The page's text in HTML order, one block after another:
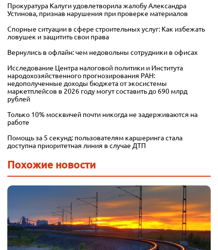
Прокуратура Калуги удовлетворила жалобу Александра
Устинова, признав нарушения при проверке материалов
Спорные ситуации в сфере строительных услуг: Как избежать
ловушек и защитить свои права
Вернулись в офлайн: чем недовольны сотрудники в офисах
Исследование Центра налоговой политики и Института
народохозяйственного прогнозирования РАН:
недополученные доходы бюджета от экосистемы
маркетплейсов в 2026 году могут составить до 690 млрд
рублей
Только 10% москвичей почти никогда не задерживаются на
работе
Помощь за 5 секунд: пользователям каршеринга стала
доступна приоритетная линия в случае ДТП
Похожие новости